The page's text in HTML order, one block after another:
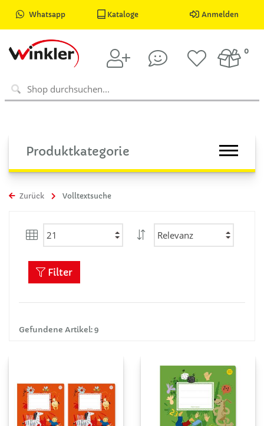
Whatsapp Kataloge Anmelden
0
Produktkategorie
Zurück Volltextsuche
Gefundene Artikel: 9
Filter